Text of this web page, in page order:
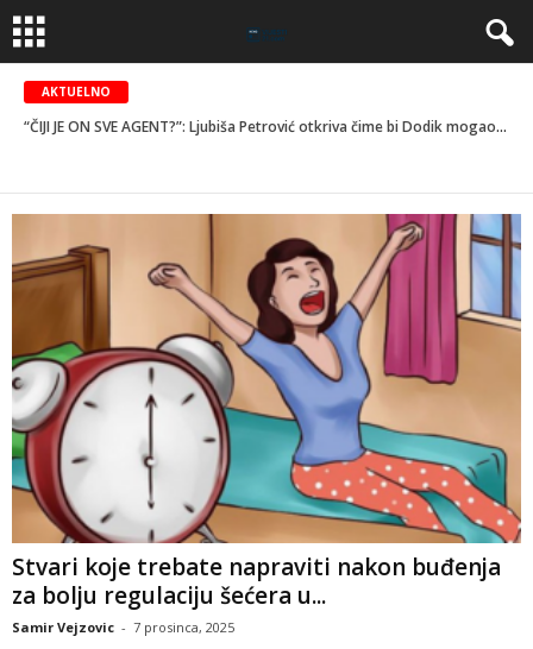
AKTUELNO
“ČIJI JE ON SVE AGENT?”: Ljubiša Petrović otkriva čime bi Dodik mogao “platiti” skidanje sa američke crne liste
Stvari koje trebate napraviti nakon buđenja
za bolju regulaciju šećera u...
Samir Vejzovic - 7 prosinca, 2025